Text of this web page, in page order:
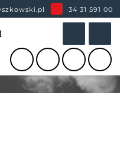
34 31 591 00